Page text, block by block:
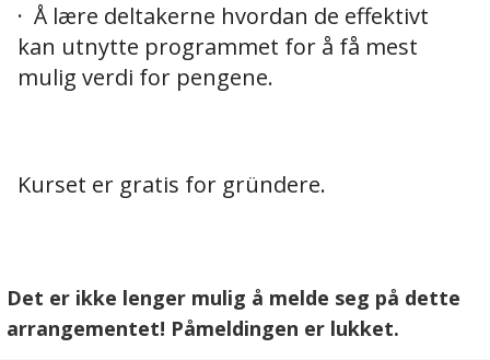
· Å lære deltakerne hvordan de effektivt
kan utnytte programmet for å få mest
mulig verdi for pengene.
Kurset er gratis for gründere.
Det er ikke lenger mulig å melde seg på dette
arrangementet! Påmeldingen er lukket.